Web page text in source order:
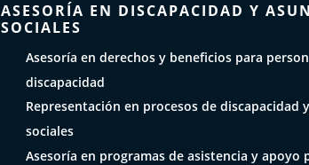
ASESORÍA EN DISCAPACIDAD Y
SOCIALES
Asesoría en derechos y beneficios para
discapacidad
Representación en procesos de discapacidad
sociales
Asesoría en programas de asistencia y apoyo